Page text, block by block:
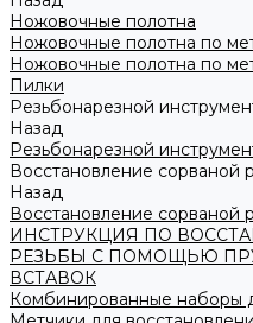
Ножовочные полотна
Ножовочные полотна по
Ножовочные полотна по
Пилки
Резьбонарезной
Назад
Резьбонарезной
Восстановление сорваной
Назад
Восстановление сорваной
ИНСТРУКЦИЯ ПО
РЕЗЬБЫ С ПОМОЩЬЮ
ВСТАВОК
Комбинированные наборы